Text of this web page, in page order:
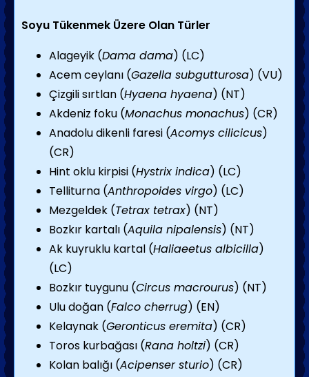
Soyu Tükenmek Üzere Olan Türler
Alageyik (Dama dama) (LC)
Acem ceylanı (Gazella subgutturosa) (VU)
Çizgili sırtlan (Hyaena hyaena) (NT)
Akdeniz foku (Monachus monachus) (CR)
Anadolu dikenli faresi (Acomys cilicicus)
(CR)
Hint oklu kirpisi (Hystrix indica) (LC)
Telliturna (Anthropoides virgo) (LC)
Mezgeldek (Tetrax tetrax) (NT)
Bozkır kartalı (Aquila nipalensis) (NT)
Ak kuyruklu kartal (Haliaeetus albicilla)
(LC)
Bozkır tuygunu (Circus macrourus) (NT)
Ulu doğan (Falco cherrug) (EN)
Kelaynak (Geronticus eremita) (CR)
Toros kurbağası (Rana holtzi) (CR)
Kolan balığı (Acipenser sturio) (CR)